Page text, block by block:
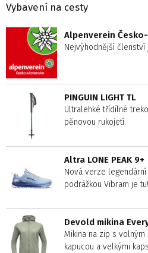
Vybavení na cesty
Alpenverein
Nejvýhodnější
PINGUIN LIGHT TL
Ultralehké třídílné
pěnovou rukojetí.
Altra LONE PEAK 9+
Nová verze
podrážkou Vibram je tu!
Devold mikina
Mikina na zip s
kapucou a velkými